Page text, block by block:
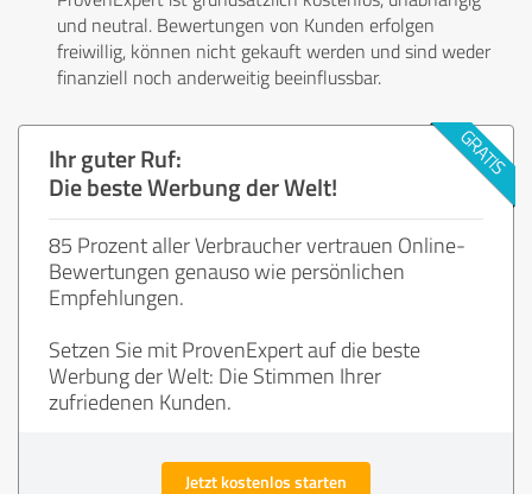
und neutral. Bewertungen von Kunden erfolgen
freiwillig, können nicht gekauft werden und sind weder
finanziell noch anderweitig beeinflussbar.
Ihr guter Ruf:
Die beste Werbung der Welt!
85 Prozent aller Verbraucher vertrauen Online-
Bewertungen genauso wie persönlichen
Empfehlungen.
Setzen Sie mit ProvenExpert auf die beste
Werbung der Welt: Die Stimmen Ihrer
zufriedenen Kunden.
Jetzt kostenlos starten